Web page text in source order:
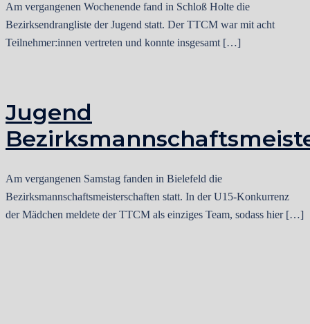
Am vergangenen Wochenende fand in Schloß Holte die
Bezirksendrangliste der Jugend statt. Der TTCM war mit acht
Teilnehmer:innen vertreten und konnte insgesamt […]
Jugend
Am vergangenen Samstag fanden in Bielefeld die
Bezirksmannschaftsmeisterschaften statt. In der U15-Konkurrenz
der Mädchen meldete der TTCM als einziges Team, sodass hier […]